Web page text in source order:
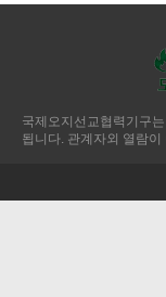
국제오지선교협력기구
됩니다. 관계자외 열람이